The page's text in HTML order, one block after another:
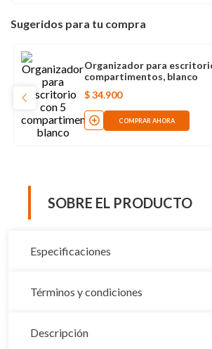
Sugeridos para tu compra
Organizador para
compartimentos, blanco
$34.900
COMPRAR AHORA
SOBRE EL PRODUCTO
Especificaciones
Términos y condiciones
Descripción